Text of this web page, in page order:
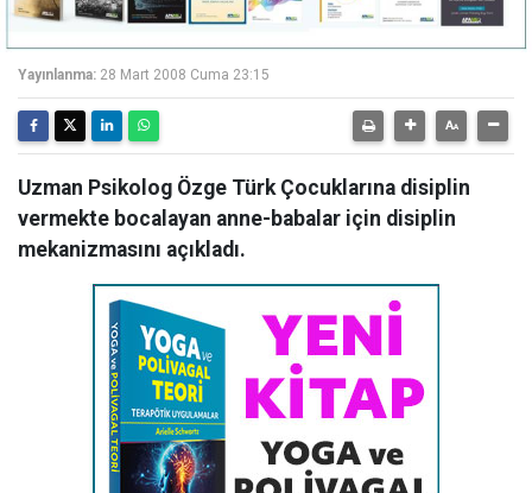
Yayınlanma: 28 Mart 2008 Cuma 23:15
Uzman Psikolog Özge Türk Çocuklarına disiplin
vermekte bocalayan anne-babalar için disiplin
mekanizmasını açıkladı.